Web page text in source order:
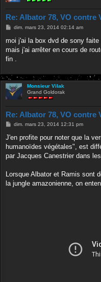
Re: Albator 78, VO contre
M
s
a
g
dim. mars 23, 2014 02:14 am
moi j'ai la box dvd de sony
mais j'ai arrêter en cours de
fin .
Monsieur Vilak
Grand Goldorak
Re: Albator 78, VO contre
M
s
a
g
dim. mars 23, 2014 12:31 pm
J'en profite pour noter que la
humanoïdes végétales", est
par Jacques Canestrier dans
Lorsque Albator et Ramis sont
la jungle amazonienne, on